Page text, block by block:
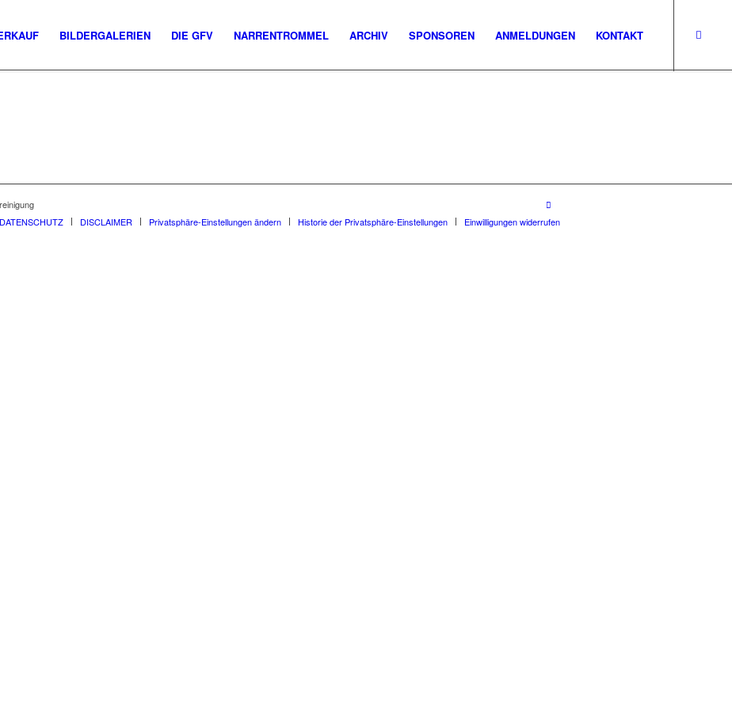
BILDERGALERIEN DIE GFV NARRENTROMMEL ARCHIV SPONSOREN ANMELDUNGEN KONTAKT
DATENSCHUTZ DISCLAIMER Privatsphäre-Einstellungen ändern Historie der Privatsphäre-Einstellungen Einwilligungen widerrufen